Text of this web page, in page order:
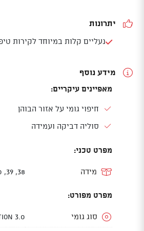
יתרונות
נעליים קלות במיוחד לקירות
מידע נוסף
מאפיינים עיקריים:
חיפוי גומי על אזור הבוהן
סוליה דביקה ועמידה
מפרט טכני:
מידה 38, 39, 40, 41, 42, 43, 44, 45, 46
מפרט מפורט:
סוג גומי 3.0